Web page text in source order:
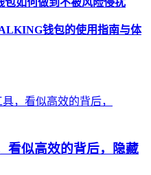
包如何做到不被风险侵扰
钱包的使用指南与体
看似高效的背后，隐藏